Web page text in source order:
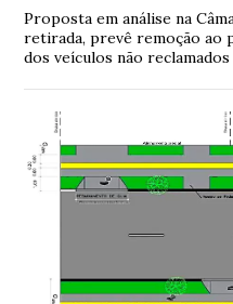
Proposta em análise na
retirada, prevê remoção ao
dos veículos não reclamados